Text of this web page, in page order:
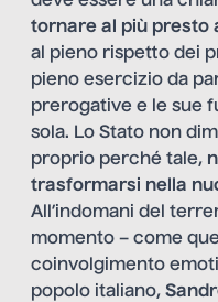
tornare al più presto
al pieno rispetto dei
pieno esercizio da
prerogative e le sue
sola. Lo Stato non
proprio perché tale,
trasformarsi nella
All’indomani del
momento – come
coinvolgimento
popolo italiano,